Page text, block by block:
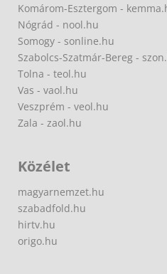
Komárom-Esztergom -
Nógrád - nool.hu
Somogy - sonline.hu
Szabolcs-Szatmár-Bereg -
Tolna - teol.hu
Vas - vaol.hu
Veszprém - veol.hu
Zala - zaol.hu
Közélet
magyarnemzet.hu
szabadfold.hu
hirtv.hu
origo.hu